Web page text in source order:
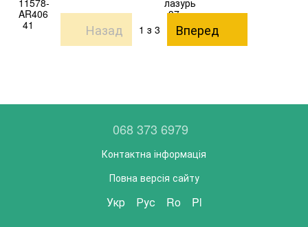
Назад 1 з 3 Вперед
068 373 6979
Контактна інформація
Повна версія сайту
Укр Рус Ro Pl